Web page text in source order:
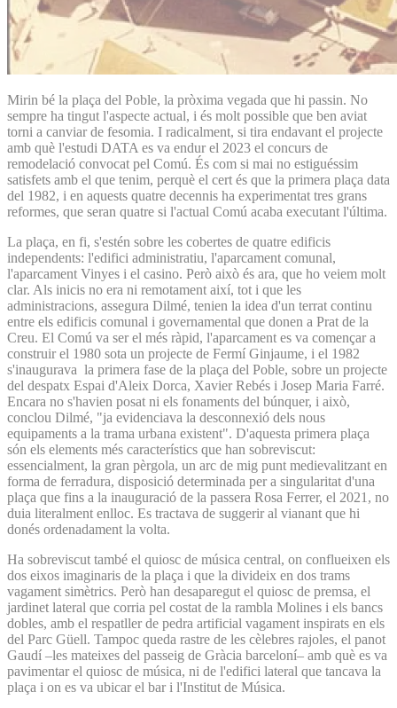
Mirin bé la plaça del Poble, la pròxima vegada que hi passin. No
sempre ha tingut l'aspecte actual, i és molt possible que ben aviat
torni a canviar de fesomia. I radicalment, si tira endavant el projecte
amb què l'estudi DATA es va endur el 2023 el concurs de
remodelació convocat pel Comú. És com si mai no estiguéssim
satisfets amb el que tenim, perquè el cert és que la primera plaça data
del 1982, i en aquests quatre decennis ha experimentat tres grans
reformes, que seran quatre si l'actual Comú acaba executant l'última.
La plaça, en fi, s'estén sobre les cobertes de quatre edificis
independents: l'edifici administratiu, l'aparcament comunal,
l'aparcament Vinyes i el casino. Però això és ara, que ho veiem molt
clar. Als inicis no era ni remotament així, tot i que les
administracions, assegura Dilmé, tenien la idea d'un terrat continu
entre els edificis comunal i governamental que donen a Prat de la
Creu. El Comú va ser el més ràpid, l'aparcament es va començar a
construir el 1980 sota un projecte de Fermí Ginjaume, i el 1982
s'inaugurava la primera fase de la plaça del Poble, sobre un projecte
del despatx Espai d'Aleix Dorca, Xavier Rebés i Josep Maria Farré.
Encara no s'havien posat ni els fonaments del búnquer, i això,
conclou Dilmé, "ja evidenciava la desconnexió dels nous
equipaments a la trama urbana existent". D'aquesta primera plaça
són els elements més característics que han sobreviscut:
essencialment, la gran pèrgola, un arc de mig punt medievalitzant en
forma de ferradura, disposició determinada per a singularitat d'una
plaça que fins a la inauguració de la passera Rosa Ferrer, el 2021, no
duia literalment enlloc. Es tractava de suggerir al vianant que hi
donés ordenadament la volta.
Ha sobreviscut també el quiosc de música central, on conflueixen els
dos eixos imaginaris de la plaça i que la divideix en dos trams
vagament simètrics. Però han desaparegut el quiosc de premsa, el
jardinet lateral que corria pel costat de la rambla Molines i els bancs
dobles, amb el respatller de pedra artificial vagament inspirats en els
del Parc Güell. Tampoc queda rastre de les cèlebres rajoles, el panot
Gaudí –les mateixes del passeig de Gràcia barceloní– amb què es va
pavimentar el quiosc de música, ni de l'edifici lateral que tancava la
plaça i on es va ubicar el bar i l'Institut de Música.